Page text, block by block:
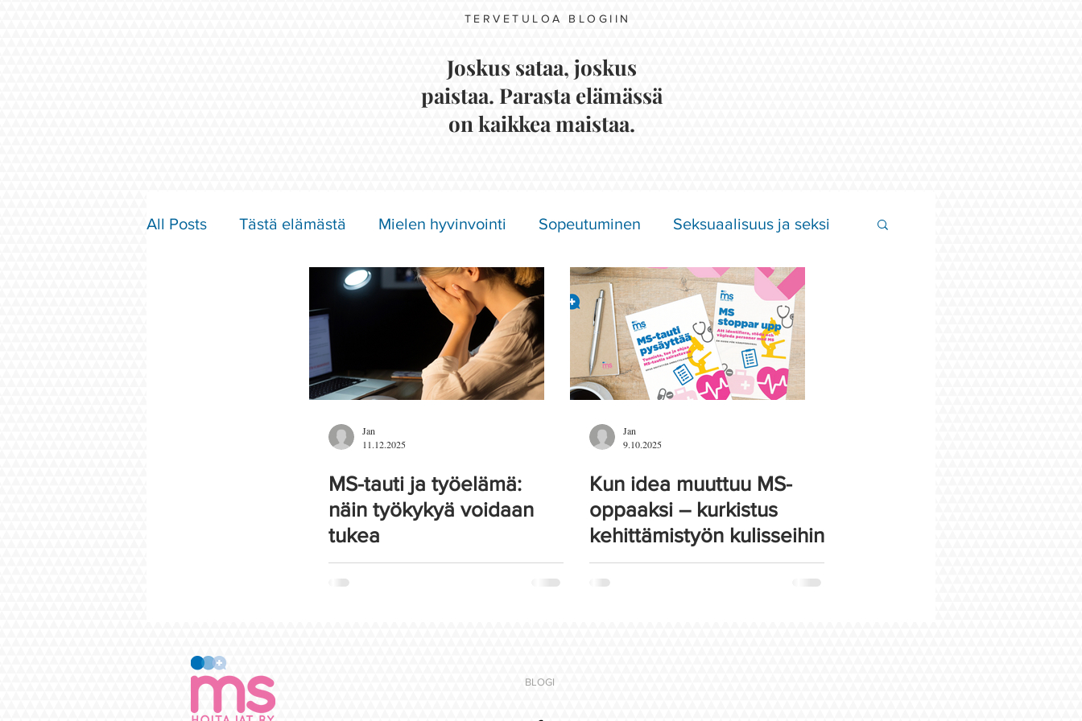
TERVETULOA BLOGIIN
Joskus sataa, joskus
paistaa. Parasta elämässä
on kaikkea maistaa.
All Posts Tästä elämästä Mielen hyvinvointi Sopeutuminen Seksuaalisuus ja seksi
Näkymättömät oireet
Jan
11.12.2025
MS-tauti ja työelämä:
näin työkykyä voidaan
tukea
Jan
9.10.2025
Kun idea muuttuu MS-
oppaaksi – kurkistus
kehittämistyön kulisseihin
BLOGI